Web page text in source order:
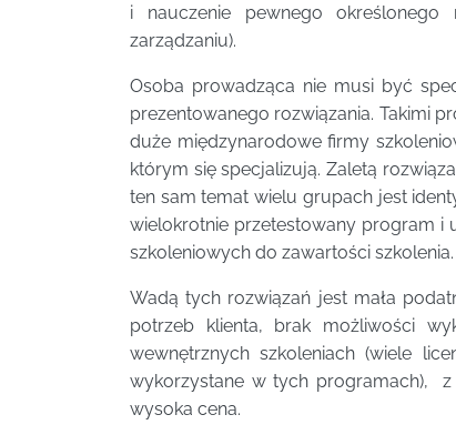
i nauczenie pewnego
zarządzaniu).
Osoba prowadząca nie musi być
prezentowanego rozwiązania. Takimi
duże międzynarodowe firmy
którym się specjalizują. Zaletą
ten sam temat wielu grupach jest
wielokrotnie przetestowany program i
szkoleniowych do zawartości szkolenia.
Wadą tych rozwiązań jest mała
potrzeb klienta, brak możliwości
wewnętrznych szkoleniach (wiele
wykorzystane w tych programach),
wysoka cena.